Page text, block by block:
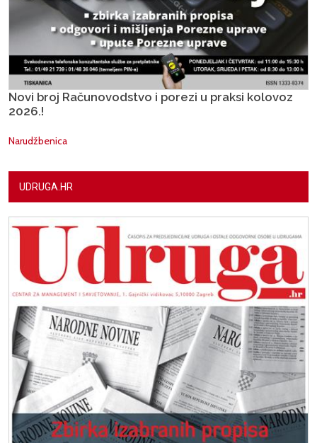
Novi broj Računovodstvo i porezi u praksi kolovoz
2026.!
Narudžbenica
UDRUGA.HR